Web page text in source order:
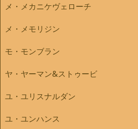
メ・メカニケヴェローチ
メ・メモリジン
モ・モンブラン
ヤ・ヤーマン&ストゥービ
ユ・ユリスナルダン
ユ・ユンハンス